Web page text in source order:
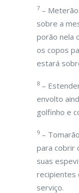
7 –
sobre a
porão nela
os copos
estará
8 –
envolto
golfinho e
9 –
para cobrir
suas
recipientes
serviço.